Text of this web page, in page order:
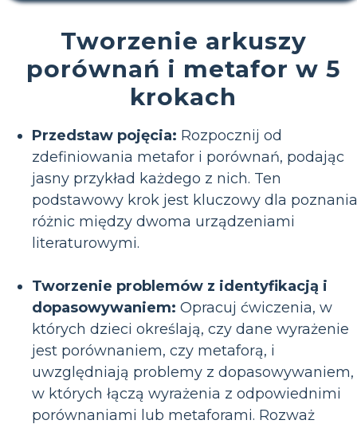
Tworzenie arkuszy
porównań i metafor w 5
krokach
Przedstaw pojęcia: Rozpocznij od
zdefiniowania metafor i porównań, podając
jasny przykład każdego z nich. Ten
podstawowy krok jest kluczowy dla poznania
różnic między dwoma urządzeniami
literaturowymi.
Tworzenie problemów z identyfikacją i
dopasowywaniem: Opracuj ćwiczenia, w
których dzieci określają, czy dane wyrażenie
jest porównaniem, czy metaforą, i
uwzględniają problemy z dopasowywaniem,
w których łączą wyrażenia z odpowiednimi
porównaniami lub metaforami. Rozważ